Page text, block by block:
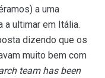
a uma
a ultimar em Itália.
dizendo que os
muito bem com
team has been